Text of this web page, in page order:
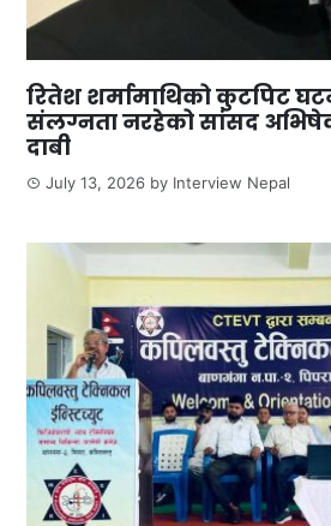
रितेश शर्मामाथिको कुटपिट
संलग्नता नरहेको सांसद
दाबी
July 13, 2026 by Interview Nepal